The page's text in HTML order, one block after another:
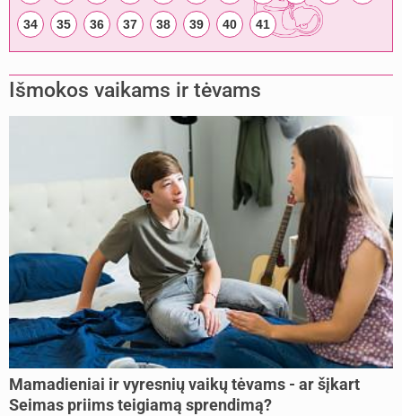
34 35 36 37 38 39 40 41
Išmokos vaikams ir tėvams
Mamadieniai ir vyresnių vaikų tėvams - ar šįkart
Seimas priims teigiamą sprendimą?